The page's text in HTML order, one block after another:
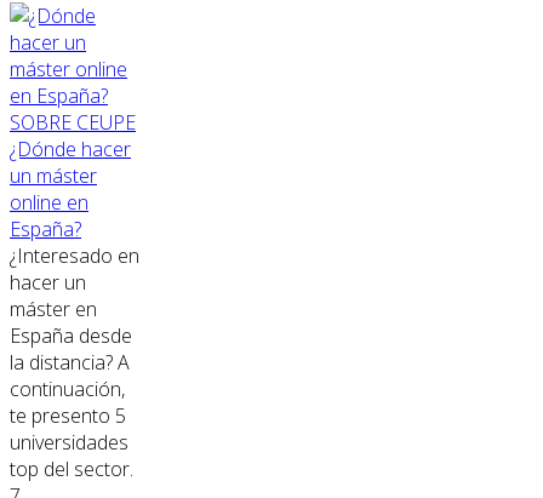
SOBRE CEUPE
¿Dónde hacer
un máster
online en
España?
¿Interesado en
hacer un
máster en
España desde
la distancia? A
continuación,
te presento 5
universidades
top del sector.